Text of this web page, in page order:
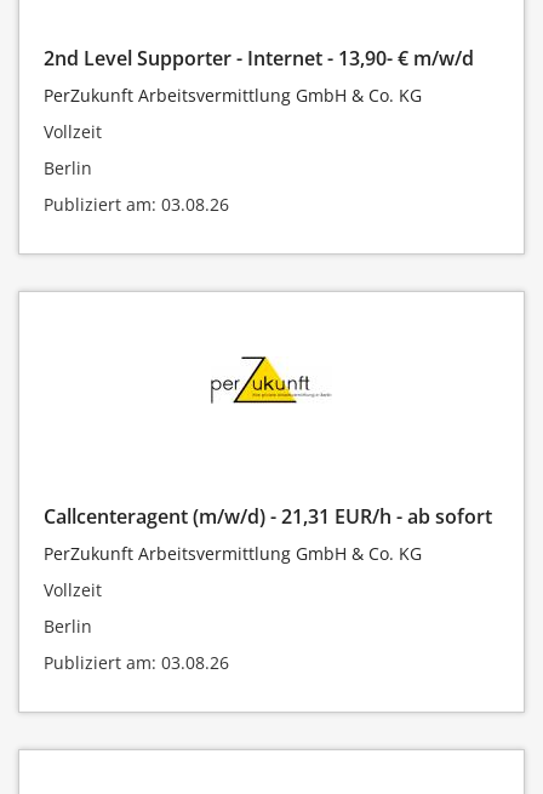
2nd Level Supporter - Internet - 13,90- € m/w/d
PerZukunft Arbeitsvermittlung GmbH & Co. KG
Vollzeit
Berlin
Publiziert am: 03.08.26
Callcenteragent (m/w/d) - 21,31 EUR/h - ab sofort
PerZukunft Arbeitsvermittlung GmbH & Co. KG
Vollzeit
Berlin
Publiziert am: 03.08.26